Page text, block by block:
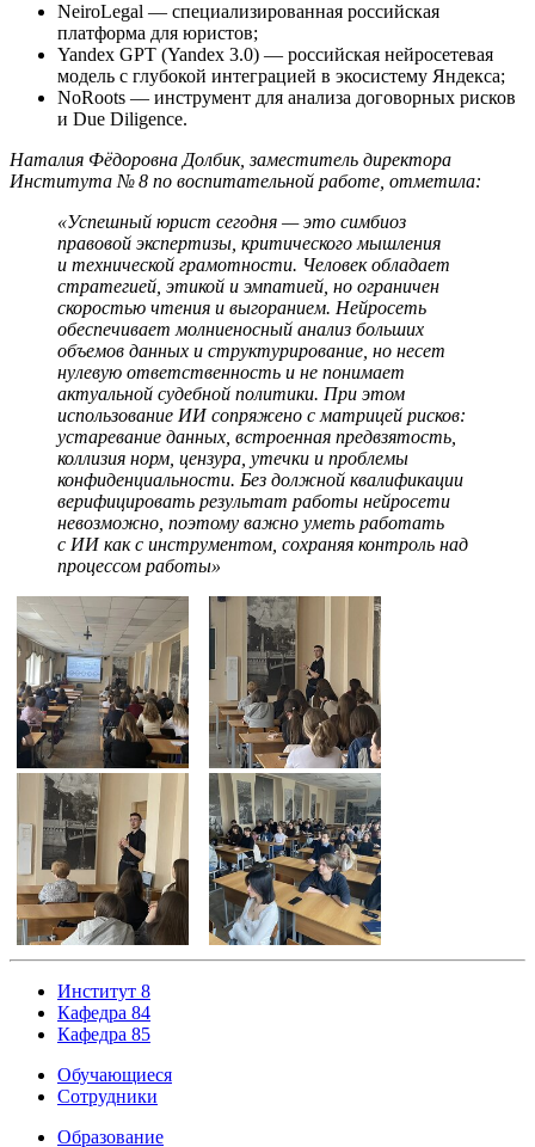
NeiroLegal — специализированная российская
платформа для юристов;
Yandex GPT (Yandex 3.0) — российская нейросетевая
модель с глубокой интеграцией в экосистему Яндекса;
NoRoots — инструмент для анализа договорных рисков
и Due Diligence.
Наталия Фёдоровна Долбик, заместитель директора
Института № 8 по воспитательной работе, отметила:
«Успешный юрист сегодня — это симбиоз
правовой экспертизы, критического мышления
и технической грамотности. Человек обладает
стратегией, этикой и эмпатией, но ограничен
скоростью чтения и выгоранием. Нейросеть
обеспечивает молниеносный анализ больших
объемов данных и структурирование, но несет
нулевую ответственность и не понимает
актуальной судебной политики. При этом
использование ИИ сопряжено с матрицей рисков:
устаревание данных, встроенная предвзятость,
коллизия норм, цензура, утечки и проблемы
конфиденциальности. Без должной квалификации
верифицировать результат работы нейросети
невозможно, поэтому важно уметь работать
с ИИ как с инструментом, сохраняя контроль над
процессом работы»
Институт 8
Кафедра 84
Кафедра 85
Обучающиеся
Сотрудники
Образование